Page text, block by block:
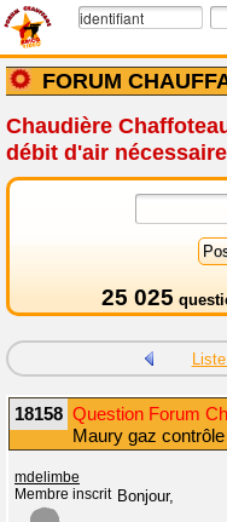
FORUM
Chaudière
débit d'air nécessaire
25 025
18158 Question Forum
Maury gaz
mdelimbe
Membre inscrit Bonjour,